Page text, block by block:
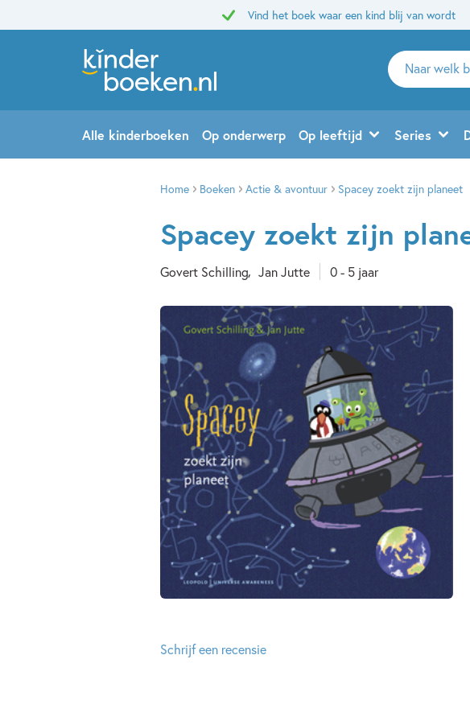
Vind het boek waar een kind blij van wordt
Zoeken
naar
en
uitgevers
Alle kinderboeken Op onderwerp Op leeftijd Series
Home Boeken Actie & avontuur Spacey zoekt zijn planeet
Spacey zoekt zijn
Govert Schilling Jan Jutte 0 - 5 jaar
Schrijf een recensie